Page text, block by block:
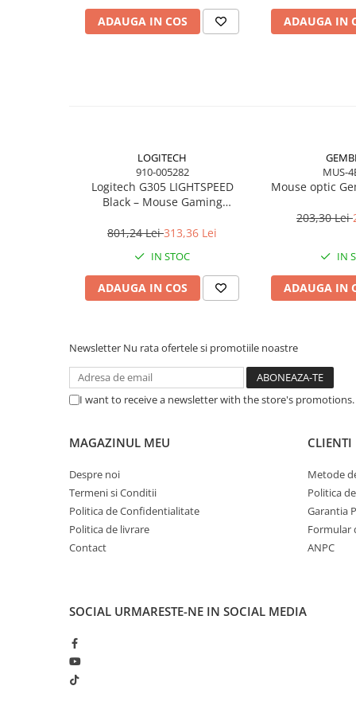
Caști & Microfoane
Caști Business
Proiectoare Business
Proiectoare Consumer
Plăci de Bază Intel
Procesoare
Procesoare Desktop
HDD Interne
SSD Externe
SSD Interne
Memorii RAM
Memorii Laptop
Surse de alimentare
Surse de Alimentare PC
Ventilatoare & Sisteme de Răcire
ADAUGA IN COS ADAUGA IN
LOGITECH
910-005282
Logitech G305 LIGHTSPEED
Black – Mouse Gaming
1 ms
801,24 Lei313,36 Lei
IN STOC
ADAUGA IN COS
MUS-
Mouse optic
203,30 Lei
IN
ADAUGA IN
Newsletter Nu rata ofertele si promotiile noastre
I want to receive a newsletter with the store's
MAGAZINUL MEU
Despre noi
Termeni si Conditii
Politica de Confidentialitate
Politica de livrare
Contact
CLIENTI
Metode
Politica
Garantia
Formular
ANPC
SOCIAL URMARESTE-NE IN SOCIAL MEDIA